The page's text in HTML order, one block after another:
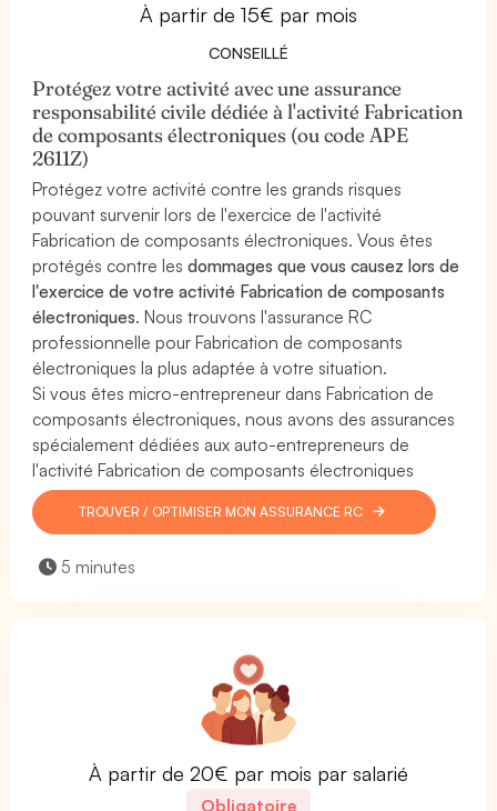
À partir de 15€ par mois
CONSEILLÉ
Protégez votre activité avec une assurance
responsabilité civile dédiée à l'activité Fabrication
de composants électroniques (ou code APE
2611Z)
Protégez votre activité contre les grands risques
pouvant survenir lors de l'exercice de l'activité
Fabrication de composants électroniques. Vous êtes
protégés contre lesdommages que vous causez lors de
l'exercice de votre activité Fabrication de composants
électroniques. Nous trouvons l'assurance RC
professionnelle pour Fabrication de composants
électroniques la plus adaptée à votre situation.
Si vous êtes micro-entrepreneur dans Fabrication de
composants électroniques, nous avons des assurances
spécialement dédiées aux auto-entrepreneurs de
l'activité Fabrication de composants électroniques
TROUVER / OPTIMISER MON ASSURANCE RC
5 minutes
À partir de 20€ par mois par salarié
Obligatoire